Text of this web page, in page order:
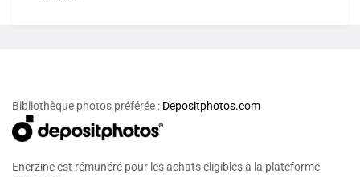
Bibliothèque photos préférée : Depositphotos.com
Enerzine est rémunéré pour les achats éligibles à la plateforme